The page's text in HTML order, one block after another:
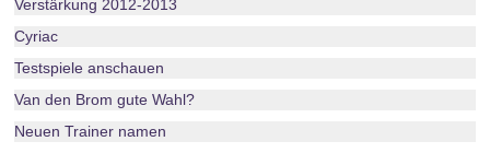
Verstärkung 2012-2013
Cyriac
Testspiele anschauen
Van den Brom gute Wahl?
Neuen Trainer namen